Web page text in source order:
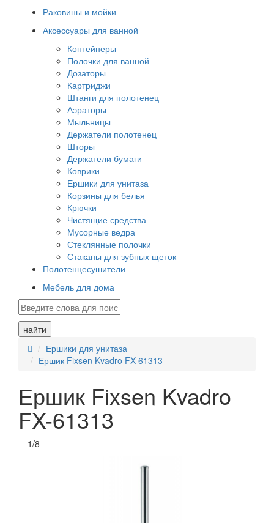
Раковины и мойки
Аксессуары для ванной
Контейнеры
Полочки для ванной
Дозаторы
Картриджи
Штанги для полотенец
Аэраторы
Мыльницы
Держатели полотенец
Шторы
Держатели бумаги
Коврики
Ершики для унитаза
Корзины для белья
Крючки
Чистящие средства
Мусорные ведра
Стеклянные полочки
Стаканы для зубных щеток
Полотенцесушители
Мебель для дома
найти
Ершики для унитаза
Ершик Fixsen Kvadro FX-61313
Ершик Fixsen Kvadro
FX-61313
1/8